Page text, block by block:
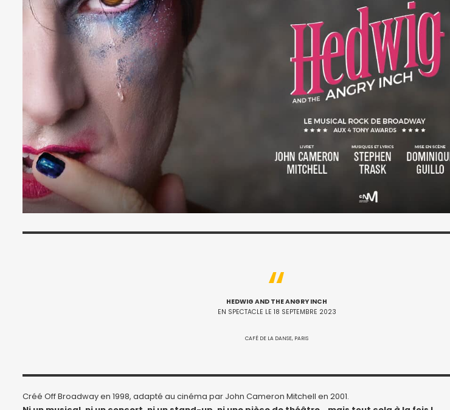
HEDWIG AND THE ANGRY INCH
EN SPECTACLE LE 18 SEPTEMBRE 2023
CAFÉ DE LA DANSE, PARIS
Créé Off Broadway en 1998, adapté au cinéma par John Cameron Mitchell en 2001.